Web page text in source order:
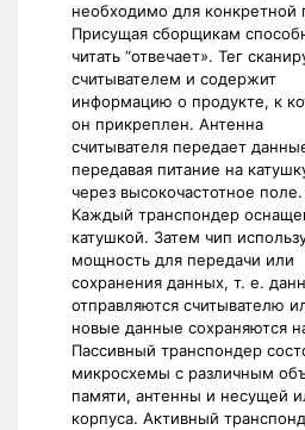
необходимо для конкретной
Присущая сборщикам
читать “отвечает». Тег
считывателем и содержит
информацию о продукте, к
он прикреплен. Антенна
считывателя передает
передавая питание на
через высокочастотное поле.
Каждый транспондер
катушкой. Затем чип
мощность для передачи или
сохранения данных, т. е.
отправляются считывателю
новые данные сохраняются
Пассивный транспондер
микросхемы с различным
памяти, антенны и несущей
корпуса. Активный